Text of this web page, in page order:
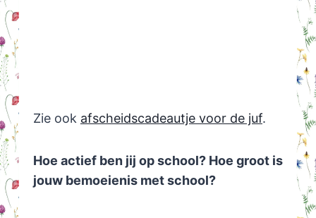
Zie ook afscheidscadeautje voor de juf.
Hoe actief ben jij op school? Hoe groot is
jouw bemoeienis met school?